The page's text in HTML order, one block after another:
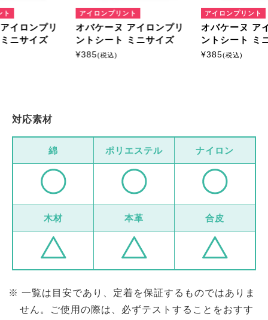
ト
イロンプリ
ニサイズ
アイロンプリント
オバケーヌ アイロンプリ
ントシート ミニサイズ
¥385(税込)
アイロンプリント
オバケーヌ ア
ントシート ミ
¥385(税込)
対応素材
綿 ポリエステル ナイロン
木材 本革 合皮
一覧は目安であり、定着を保証するものではありま
せん。ご使用の際は、必ずテストすることをおすす